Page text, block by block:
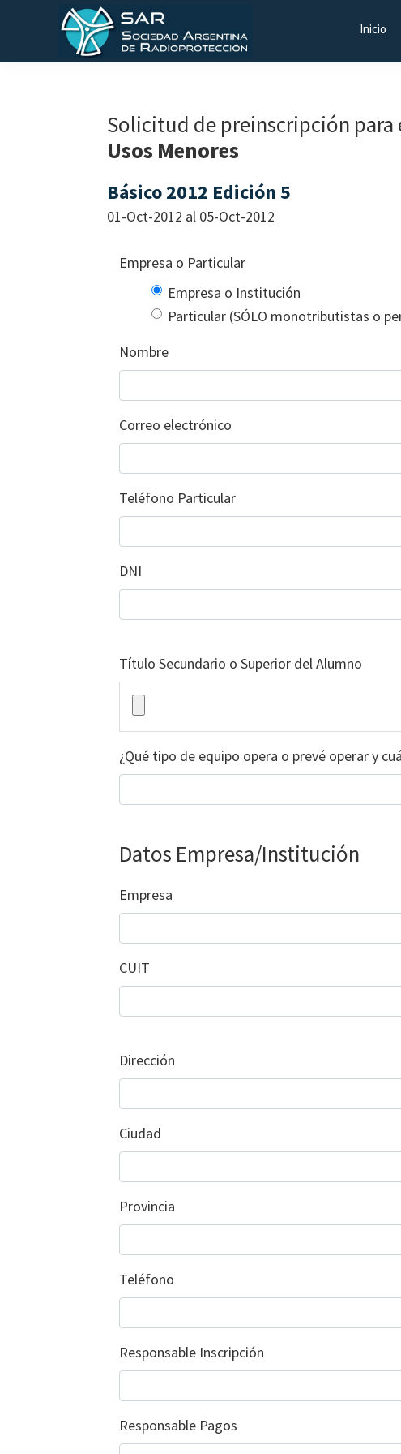
la
contenido
pie
SAR
Radioprotección
Inicio
Solicitud de preinscripción para
Usos Menores
Básico 2012 Edición 5
01-Oct-2012 al 05-Oct-2012
Empresa o Particular
Empresa o Institución
Particular (SÓLO monotributistas o
Nombre
Correo electrónico
Teléfono Particular
DNI
Título Secundario o Superior del Alumno
¿Qué tipo de equipo opera o prevé operar y
Datos Empresa/Institución
Empresa
CUIT
Dirección
Ciudad
Provincia
Teléfono
Responsable Inscripción
Responsable Pagos